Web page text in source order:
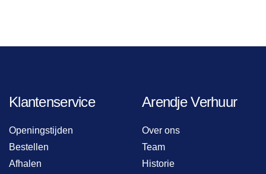
Klantenservice
Openingstijden
Bestellen
Afhalen
Arendje Verhuur
Over ons
Team
Historie